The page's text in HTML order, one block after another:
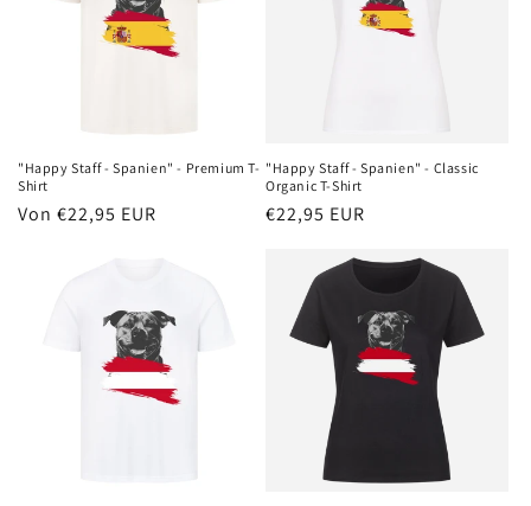
"Happy Staff - Spanien" - Premium T-
Shirt
Normaler
Von €22,95 EUR
"Happy Staff - Spanien" - Classic
Organic T-Shirt
Normaler
€22,95 EUR